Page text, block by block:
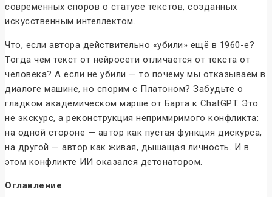
современных споров о статусе текстов, созданных
искусственным интеллектом.
Что, если автора действительно «убили» ещё в 1960-е?
Тогда чем текст от нейросети отличается от текста от
человека? А если не убили — то почему мы отказываем в
диалоге машине, но спорим с Платоном? Забудьте о
гладком академическом марше от Барта к ChatGPT. Это
не экскурс, а реконструкция непримиримого конфликта:
на одной стороне — автор как пустая функция дискурса,
на другой — автор как живая, дышащая личность. И в
этом конфликте ИИ оказался детонатором.
Оглавление